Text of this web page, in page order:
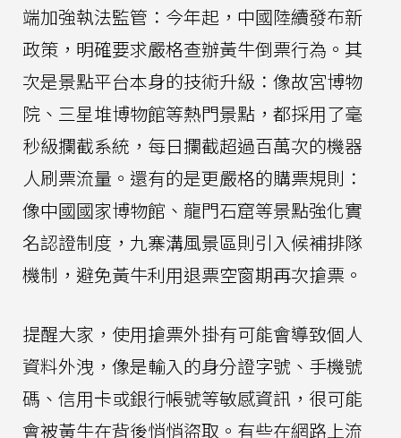
端加強執法監管：今年起，中國陸續發布新
政策，明確要求嚴格查辦黃牛倒票行為。其
次是景點平台本身的技術升級：像故宮博物
院、三星堆博物館等熱門景點，都採用了毫
秒級攔截系統，每日攔截超過百萬次的機器
人刷票流量。還有的是更嚴格的購票規則：
像中國國家博物館、龍門石窟等景點強化實
名認證制度，九寨溝風景區則引入候補排隊
機制，避免黃牛利用退票空窗期再次搶票。
提醒大家，使用搶票外掛有可能會導致個人
資料外洩，像是輸入的身分證字號、手機號
碼、信用卡或銀行帳號等敏感資訊，很可能
會被黃牛在背後悄悄盜取。有些在網路上流